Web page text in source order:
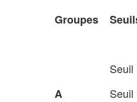
Groupes
Seuil
A
Seuil